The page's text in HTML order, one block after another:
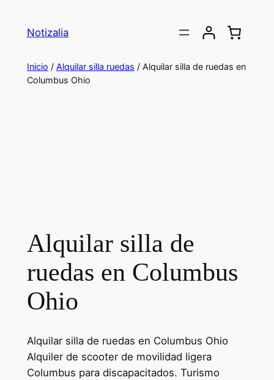
Notizalia
Inicio / Alquilar silla ruedas / Alquilar silla de ruedas en
Columbus Ohio
Alquilar silla de
ruedas en Columbus
Ohio
Alquilar silla de ruedas en Columbus Ohio
Alquiler de scooter de movilidad ligera
Columbus para discapacitados. Turismo